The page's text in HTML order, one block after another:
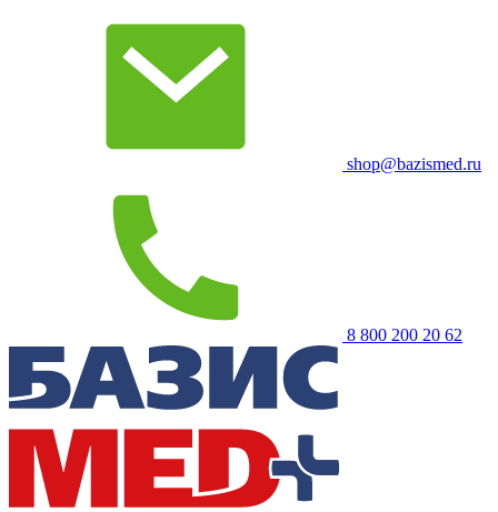
shop@bazismed.ru
8 800 200 20 62